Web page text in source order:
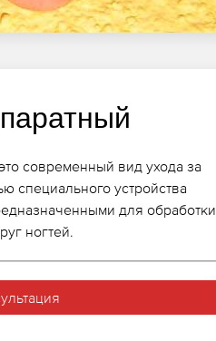
современный вид ухода за
специального устройства
для обработки
ногтей.